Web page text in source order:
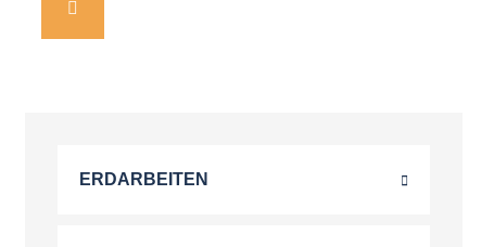
ERDARBEITEN